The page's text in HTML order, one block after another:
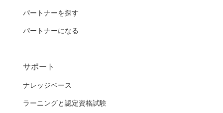
パートナーを探す
パートナーになる
サポート
ナレッジベース
ラーニングと認定資格試験